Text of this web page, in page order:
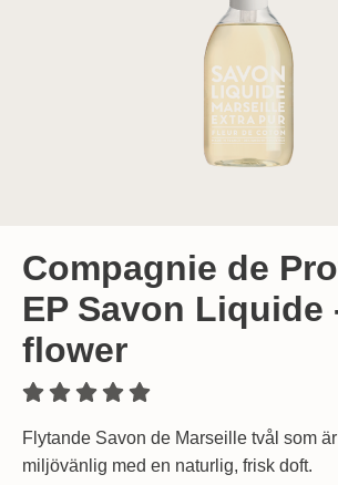
Compagnie de
EP Savon Liquide
flower
Flytande Savon de Marseille tvål som
miljövänlig med en naturlig, frisk doft.